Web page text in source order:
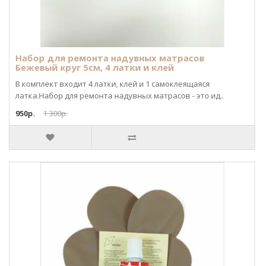
Набор для ремонта надувных матрасов
Бежевый круг 5см, 4 латки и клей
В комплект входит 4 латки, клей и 1 самоклеящаяся
латка.Набор для ремонта надувных матрасов - это ид..
950р.
1 300р.